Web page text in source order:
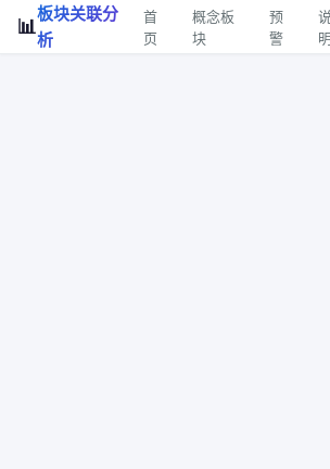
📊
板块关联分
析
首
页
概念板
块
预
警
说
明